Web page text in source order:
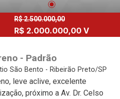
R$ 2.500.000,00
R$ 2.000.000,00 V
- Padrão
São Bento - Ribeirão Preto/SP
leve aclive, excelente
próximo a Av. Dr. Celso